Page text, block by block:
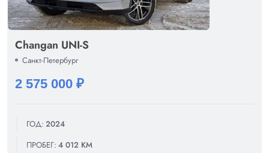
Changan UNI-S
Санкт-Петербург
2 575 000 ₽
ГОД: 2024
ПРОБЕГ: 4 012 КМ